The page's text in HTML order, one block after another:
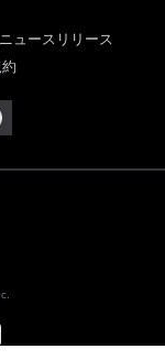
ニュースリリース